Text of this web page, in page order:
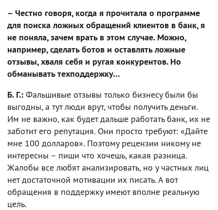
– Честно говоря, когда я прочитала о программе
для поиска ложных обращений клиентов в банк, я
не поняла, зачем врать в этом случае. Можно,
например, сделать ботов и оставлять ложные
отзывы, хваля себя и ругая конкурентов. Но
обманывать техподдержку…
Б. Г.: Фальшивые отзывы только бизнесу были бы
выгодны, а тут люди врут, чтобы получить деньги.
Им не важно, как будет дальше работать банк, их не
заботит его репутация. Они просто требуют: «Дайте
мне 100 долларов». Поэтому рецензии никому не
интересны – пиши что хочешь, какая разница.
Жалобы все любят анализировать, но у частных лиц
нет достаточной мотивации их писать. А вот
обращения в поддержку имеют вполне реальную
цель.